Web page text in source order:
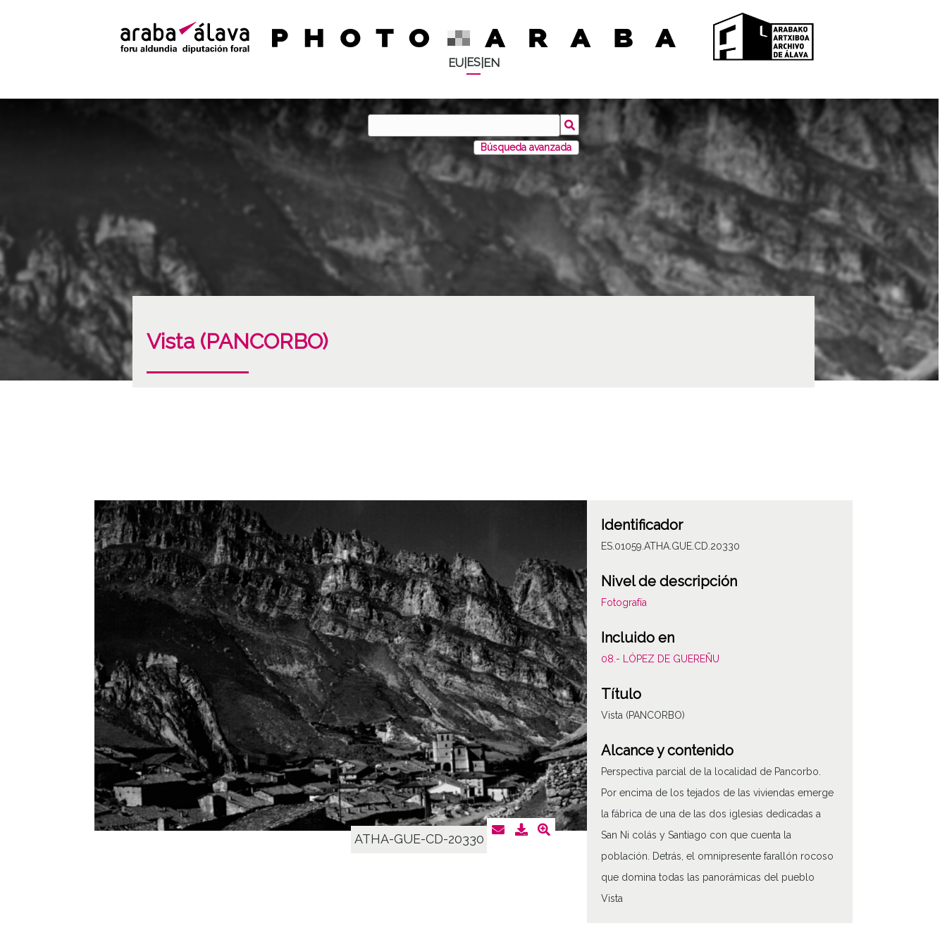
EU| ES| EN
Búsqueda avanzada
Vista (PANCORBO)
ATHA-GUE-CD-20330
Identificador
ES.01059.ATHA.GUE.CD.20330
Nivel de descripción
Fotografía
Incluido en
08.- LÓPEZ DE GUEREÑU
Título
Vista (PANCORBO)
Alcance y contenido
Perspectiva parcial de la localidad de Pancorbo.
Por encima de los tejados de las viviendas emerge
la fábrica de una de las dos iglesias dedicadas a
San Ni colás y Santiago con que cuenta la
población. Detrás, el omnipresente farallón rocoso
que domina todas las panorámicas del pueblo
Vista